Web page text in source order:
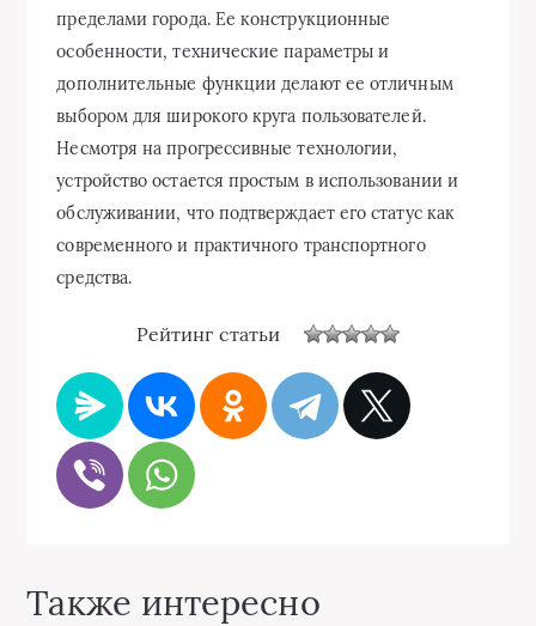
пределами города. Ее конструкционные
особенности, технические параметры и
дополнительные функции делают ее отличным
выбором для широкого круга пользователей.
Несмотря на прогрессивные технологии,
устройство остается простым в использовании и
обслуживании, что подтверждает его статус как
современного и практичного транспортного
средства.
Рейтинг статьи
Также интересно